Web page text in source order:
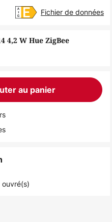
4,2 W Hue ZigBee
Fichier de données
au panier